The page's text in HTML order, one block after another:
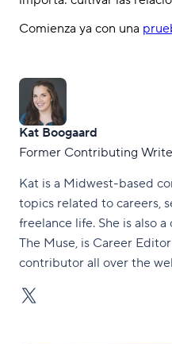
Comienza ya con una
Kat Boogaard
Former Contributing
Kat is a Midwest-based
topics related to careers,
freelance life. She is also
The Muse, is Career
contributor all over the